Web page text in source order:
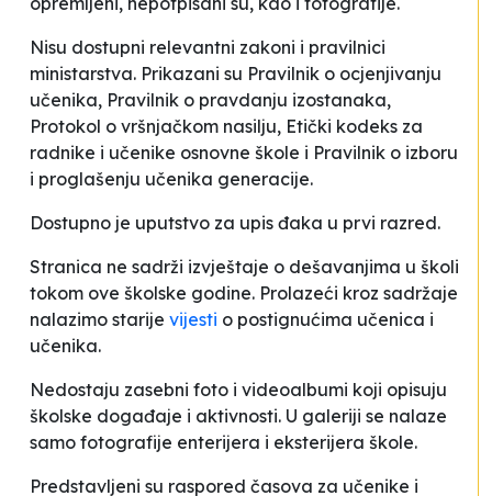
Nisu dostupni relevantni zakoni i pravilnici
ministarstva. Prikazani su Pravilnik o ocjenjivanju
učenika, Pravilnik o pravdanju izostanaka,
Protokol o vršnjačkom nasilju, Etički kodeks za
radnike i učenike osnovne škole i Pravilnik o izboru
i proglašenju učenika generacije.
Dostupno je uputstvo za upis đaka u prvi razred.
Stranica ne sadrži izvještaje o dešavanjima u školi
tokom ove školske godine. Prolazeći kroz sadržaje
nalazimo starije vijesti o postignućima učenica i
učenika.
Nedostaju zasebni foto i videoalbumi koji opisuju
školske događaje i aktivnosti. U galeriji se nalaze
samo fotografije enterijera i eksterijera škole.
Predstavljeni su raspored časova za učenike i